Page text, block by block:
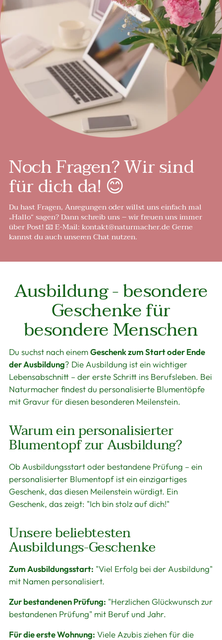
Noch Fragen? Wir sind
für dich da! 😊
Du hast Fragen, Anregungen oder willst uns einfach mal
„Hallo“ sagen? Dann schreib uns – wir freuen uns immer
über Post! 📧 E-Mail: kontakt@naturmacher.de Gerne
kannst du auch unseren Chat nutzen.
Ausbildung - besondere
Geschenke für
besondere Menschen
Du suchst nach einemGeschenk zum Start oder Ende
der Ausbildung? Die Ausbildung ist ein wichtiger
Lebensabschnitt – der erste Schritt ins Berufsleben. Bei
Naturmacher findest du personalisierte Blumentöpfe
mit Gravur für diesen besonderen Meilenstein.
Warum ein personalisierter
Blumentopf zur Ausbildung?
Ob Ausbildungsstart oder bestandene Prüfung – ein
personalisierter Blumentopf ist ein einzigartiges
Geschenk, das diesen Meilenstein würdigt. Ein
Geschenk, das zeigt: "Ich bin stolz auf dich!"
Unsere beliebtesten
Ausbildungs-Geschenke
Zum Ausbildungsstart: "Viel Erfolg bei der Ausbildung"
mit Namen personalisiert.
Zur bestandenen Prüfung: "Herzlichen Glückwunsch zur
bestandenen Prüfung" mit Beruf und Jahr.
Für die erste Wohnung: Viele Azubis ziehen für die